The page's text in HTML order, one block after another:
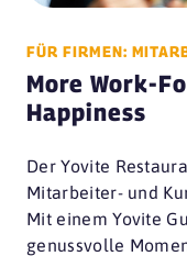
FÜR FIRMEN:
More Work-
Happiness
Der Yovite
Mitarbeiter- und
Mit einem Yovite
genussvolle